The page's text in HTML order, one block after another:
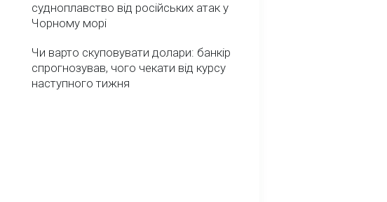
судноплавство від російських атак у
Чорному морі
Чи варто скуповувати долари: банкір
спрогнозував, чого чекати від курсу
наступного тижня